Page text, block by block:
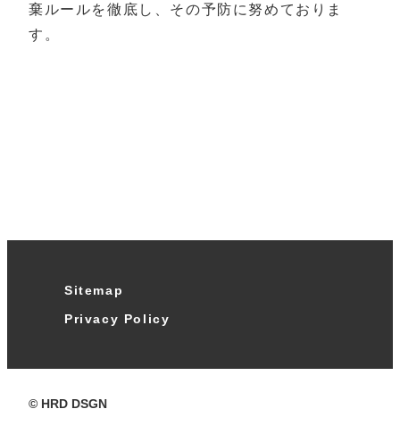
棄ルールを徹底し、その予防に努めておりま
す。
Sitemap
Privacy Policy
© HRD DSGN